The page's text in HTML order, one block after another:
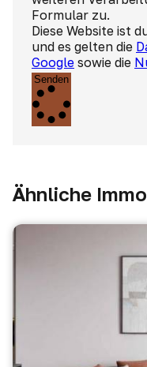
Formular zu.
Diese Website ist
und es gelten die
Google sowie die
Senden
Ähnliche